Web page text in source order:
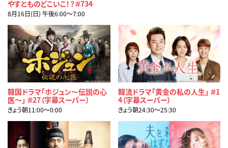
やすとものどこいこ！？＃734
8月16日(日) 午後6:00〜7:00
韓国ドラマ「ホジュン～伝説の心
医～」 ＃27（字幕スーパー）
きょう朝11:00〜0:00
韓流ドラマ「黄金の私の人生」 ＃1
4（字幕スーパー）
きょう朝24:30〜25:30